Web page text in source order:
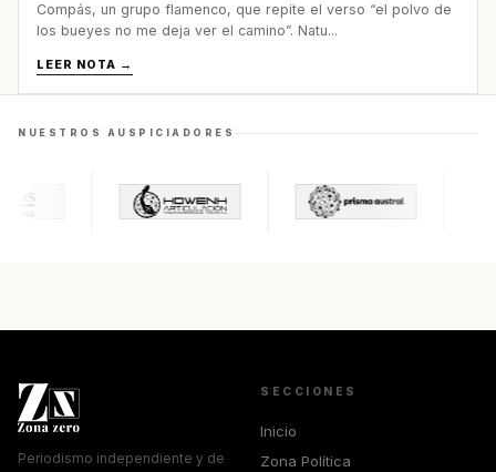
Compás, un grupo flamenco, que repite el verso “el polvo de
los bueyes no me deja ver el camino”. Natu...
LEER NOTA →
NUESTROS AUSPICIADORES
Periodismo independiente y de
SECCIONES
Inicio
Zona Política